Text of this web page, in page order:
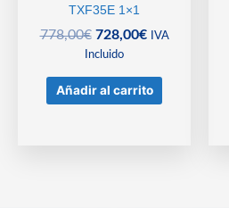
TXF35E 1×1
778,00€ El
precio
era:
778,00€.
728,00€El
es:
728,00€.
IVA
Incluido
Añadir al carrito